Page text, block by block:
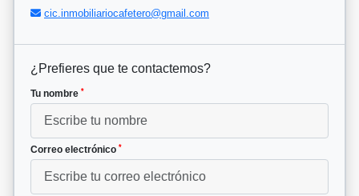
cic.inmobiliariocafetero@gmail.com
¿Prefieres que te contactemos?
Tu nombre *
Correo electrónico *